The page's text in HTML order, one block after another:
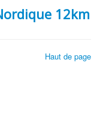
12km
Haut de page